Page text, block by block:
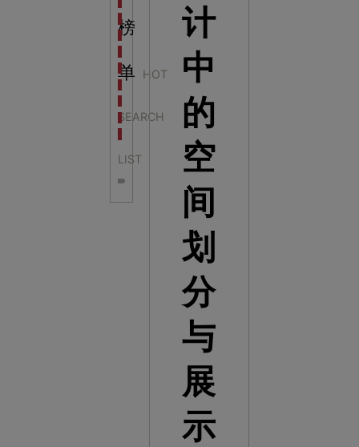
榜
单 HOT
SEARCH
LIST
科学梦中标中国科学技术馆2022年中国流动科技馆
科学梦中标洛阳市科学技术馆展品采购项目
科学梦中标方城县科技馆展厅升级项目
科学梦中标濮阳县科技馆公共安全体验馆项目
科学梦集团中标广西大学海洋科教馆项目
科学梦集团中标淮师附小科技长廊展项目
科学梦集团中标洪泽湖治理保护展示馆项目
计
中
的
空
间
划
分
与
展
示